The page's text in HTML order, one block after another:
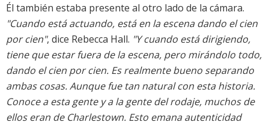
Él también estaba presente al otro lado de la cámara.
"Cuando está actuando, está en la escena dando el cien
por cien", dice Rebecca Hall. "Y cuando está dirigiendo,
tiene que estar fuera de la escena, pero mirándolo todo,
dando el cien por cien. Es realmente bueno separando
ambas cosas. Aunque fue tan natural con esta historia.
Conoce a esta gente y a la gente del rodaje, muchos de
ellos eran de Charlestown. Esto emana autenticidad